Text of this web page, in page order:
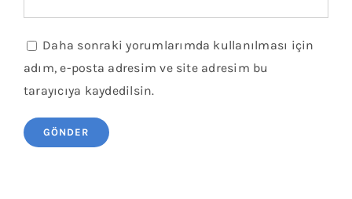
Daha sonraki yorumlarımda kullanılması için
adım, e-posta adresim ve site adresim bu
tarayıcıya kaydedilsin.